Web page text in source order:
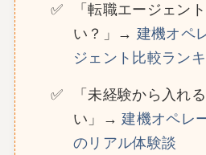
「転職エージェン
い？」→ 建機オペ
ジェント比較ラン
「未経験から入れ
い」→建機オペレ
のリアル体験談